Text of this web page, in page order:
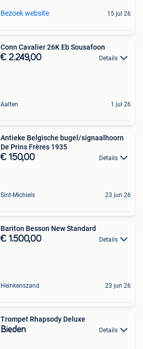
Bezoek website 15 jul 26
Conn Cavalier 26K Eb Sousafoon
€ 2.249,00 Details
Aalten 1 jul 26
Antieke Belgische bugel/signaalhoorn
De Prins Frères 1935
€ 150,00 Details
Sint-Michiels 23 jun 26
Bariton Besson New Standard
€ 1.500,00 Details
Heinkenszand 23 jun 26
Trompet Rhapsody Deluxe
Bieden Details